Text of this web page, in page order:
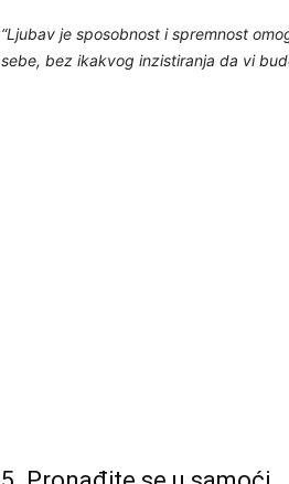
“Ljubav je sposobnost i spremnost
sebe, bez ikakvog inzistiranja da vi